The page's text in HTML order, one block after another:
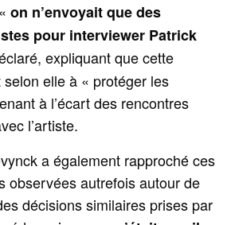
on n’envoyait que des
pour interviewer Patrick
expliquant que cette
elle à « protéger les
à l’écart des rencontres
l’artiste.
a également rapproché ces
observées autrefois autour de
décisions similaires prises par